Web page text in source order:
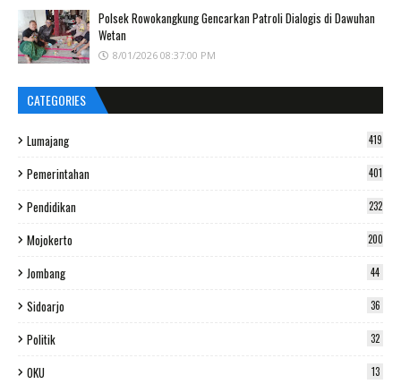
Polsek Rowokangkung Gencarkan Patroli Dialogis di Dawuhan
Wetan
8/01/2026 08:37:00 PM
CATEGORIES
Lumajang 419
Pemerintahan 401
Pendidikan 232
Mojokerto 200
Jombang 44
Sidoarjo 36
Politik 32
OKU 13